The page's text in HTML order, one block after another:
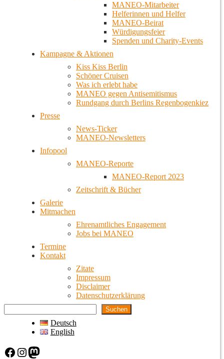
MANEO-Mitarbeiter
Helferinnen und Helfer
MANEO-Beirat
Würdigungsfeier
Spenden und Charity-Events
Kampagne & Aktionen
Kiss Kiss Berlin
Schöner Cruisen
Was ich erlebt habe
MANEO gegen Antisemitismus
Rundgang durch Berlins Regenbogenkiez
Presse
News-Ticker
MANEO-Newsletters
Infopool
MANEO-Reporte
MANEO-Report 2023
Zeitschrift & Bücher
Galerie
Mitmachen
Ehrenamtliches Engagement
Jobs bei MANEO
Termine
Kontakt
Zitate
Impressum
Disclaimer
Datenschutzerklärung
Suchen
Deutsch
English
Facebook Instagram Mastodon